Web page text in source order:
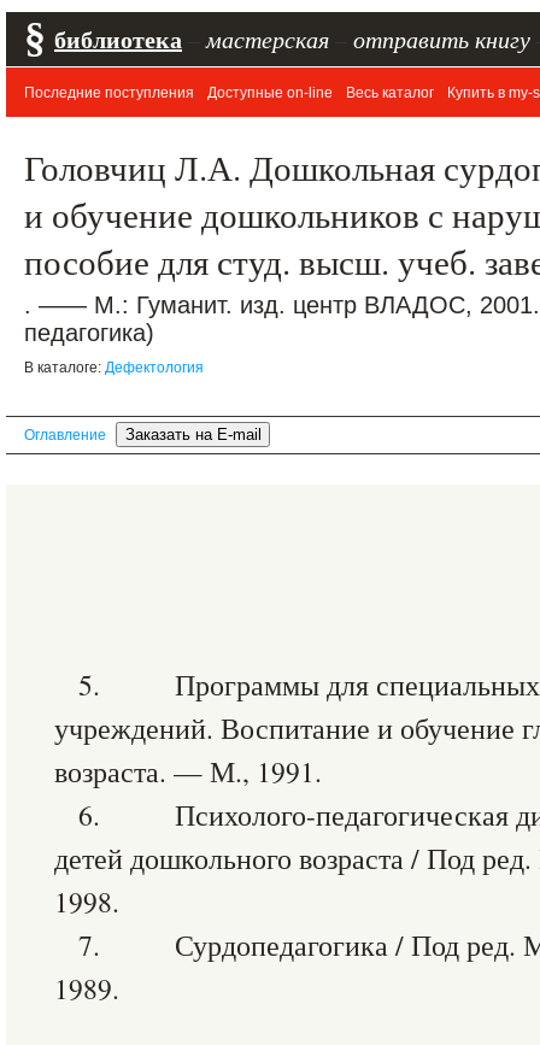
§ библиотека мастерская отправить книгу
Последние поступления Доступные on-line Весь каталог Купить в my-
Головчиц Л.А. Дошкольная
и обучение дошкольников с
пособие для студ. высш. учеб.
. —— М.: Гуманит. изд. центр ВЛАДОС,
педагогика)
В каталоге: Дефектология
Оглавление
5. Программы для специальных
учреждений. Воспитание и обучение
возраста. — М., 1991.
6. Психолого-педагогическая
детей дошкольного возраста / Под
1998.
7. Сурдопедагогика / Под ред.
1989.